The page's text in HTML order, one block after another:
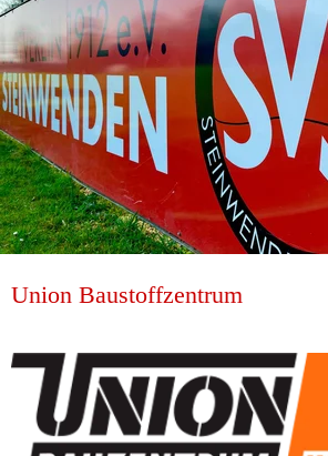
Union Baustoffzentrum